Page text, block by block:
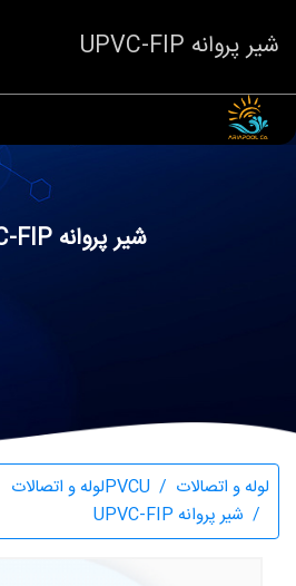
شیر پروانه UPVC-FIP
شیر پروانه UPVC-FIP
لوله و اتصالات
PVCUلوله و اتصالات
شیر پروانه UPVC-FIP